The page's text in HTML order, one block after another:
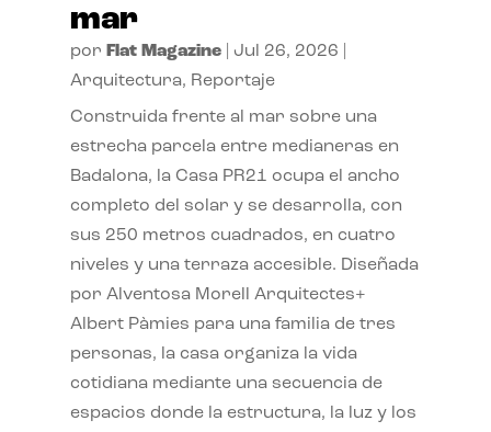
mar
por Flat Magazine| Jul 26, 2026
Arquitectura, Reportaje
Construida frente al mar sobre una
estrecha parcela entre medianeras en
Badalona, la Casa PR21 ocupa el ancho
completo del solar y se desarrolla, con
sus 250 metros cuadrados, en cuatro
niveles y una terraza accesible. Diseñada
por Alventosa Morell Arquitectes+
Albert Pàmies para una familia de tres
personas, la casa organiza la vida
cotidiana mediante una secuencia de
espacios donde la estructura, la luz y los